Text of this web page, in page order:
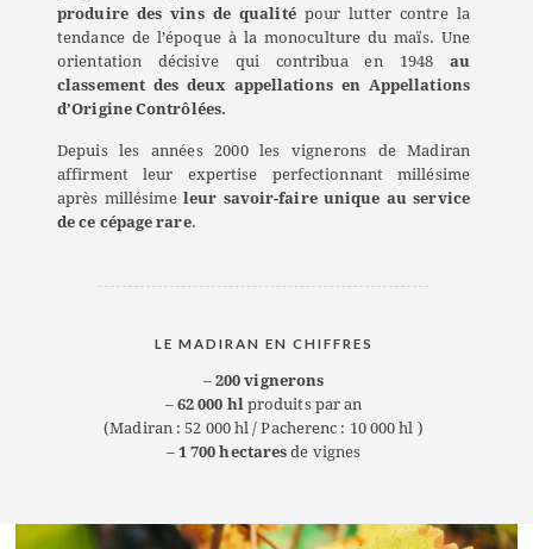
produire des vins de qualitépour lutter contre la
tendance de l’époque à la monoculture du maïs. Une
orientation décisive qui contribua en 1948 au
classement des deux appellations en Appellations
d’Origine Contrôlées.
Depuis les années 2000 les vignerons de Madiran
affirment leur expertise perfectionnant millésime
après millésime leur savoir-faire unique au service
de ce cépage rare.
LE MADIRAN EN CHIFFRES
– 200 vignerons
– 62 000 hl produits par an
(Madiran : 52 000 hl / Pacherenc : 10 000 hl )
– 1 700 hectares de vignes